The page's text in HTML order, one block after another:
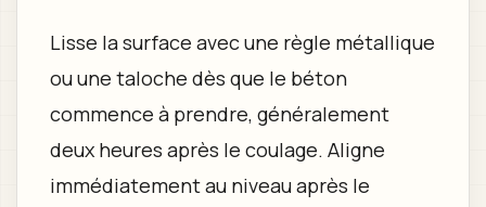
Lisse la surface avec une règle métallique
ou une taloche dès que le béton
commence à prendre, généralement
deux heures après le coulage. Aligne
immédiatement au niveau après le